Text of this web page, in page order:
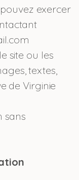
exercer
site ou les
textes,
de Virginie
sans